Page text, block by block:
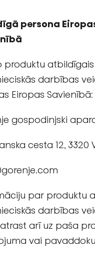
persona
produktu atbildīgais
darbības
Eiropas Savienībā:
gospodinjski
cesta 12, 3320
par produktu
darbības
arī uz paša
vai